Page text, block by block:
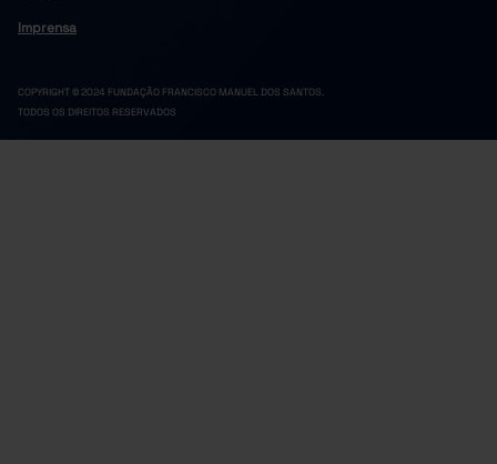
Imprensa
COPYRIGHT © 2024 FUNDAÇÃO FRANCISCO MANUEL DOS SANTOS.
TODOS OS DIREITOS RESERVADOS